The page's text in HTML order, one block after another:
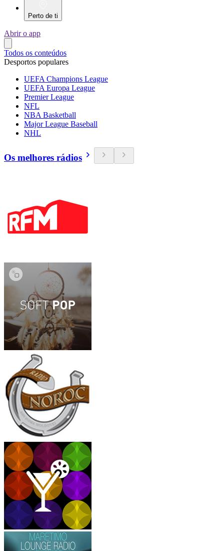
Perto de ti
Abrir o app
Todos os conteúdos
Desportos populares
UEFA Champions League
UEFA Europa League
Premier League
NFL
NBA Basketball
Major League Baseball
NHL
Os melhores rádios